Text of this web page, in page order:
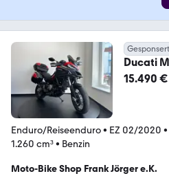
Gesponsert
Ducati
15.490 €
Enduro/Reiseenduro• EZ 02/2020 •
1.260 cm³• Benzin
Moto-Bike Shop Frank Jörger e.K.